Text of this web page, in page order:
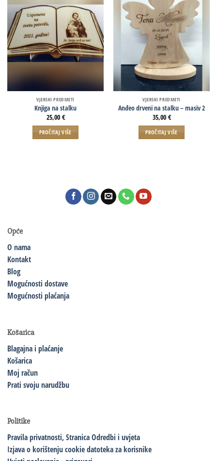
VJERSKI PREDMETI
Knjiga na stalku
25,00 €
PROČITAJ VIŠE
VJERSKI PREDMETI
Anđeo drveni na stalku – masiv 2
35,00 €
PROČITAJ VIŠE
Opće
O nama
Kontakt
Blog
Mogućnosti dostave
Mogućnosti plaćanja
Košarica
Blagajna i plaćanje
Košarica
Moj račun
Prati svoju narudžbu
Politike
Pravila privatnosti,Stranica Odredbi i uvjeta
Izjava o korištenju cookie datoteka za korisnike